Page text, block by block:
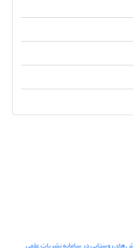
های روستایی در سامانه نشریات علمی